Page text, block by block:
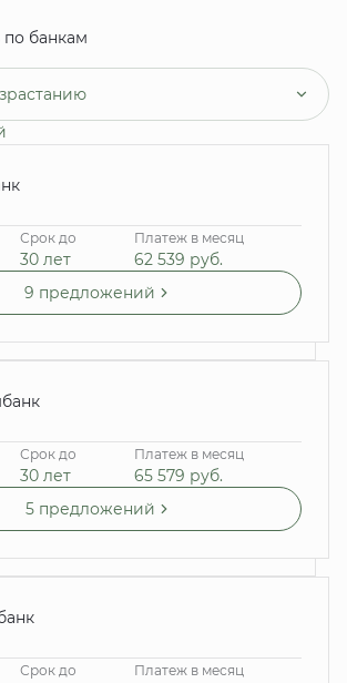
по банкам
Срок до
30 лет
Платеж в месяц
62 539 руб.
9 предложений
Срок до
30 лет
Платеж в месяц
65 579 руб.
5 предложений
Срок до Платеж в месяц